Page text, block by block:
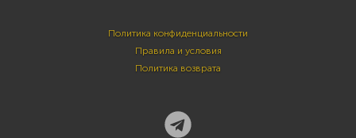
Политика конфиденциальности
Правила и условия
Политика возврата